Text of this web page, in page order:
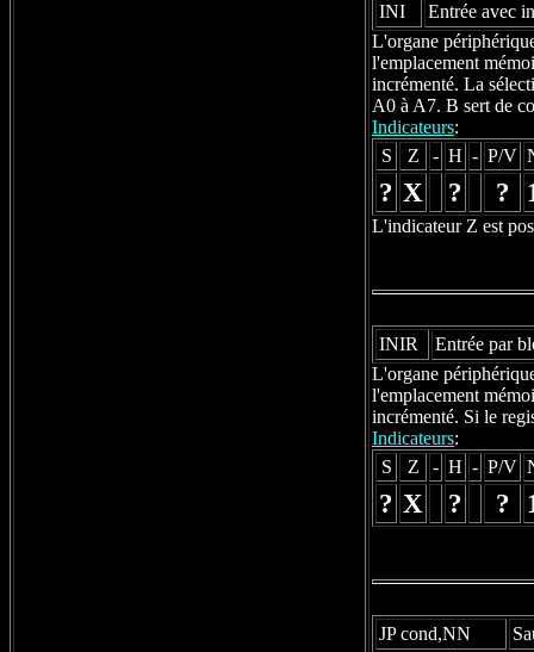
INI
Entrée avec
L'organe
l'emplacement
incrémenté. La
A0 à A7. B sert de
Indicateurs:
S
Z - H - P/V
? X ? ?
L'indicateur Z est
INIR
Entrée par
L'organe
l'emplacement
incrémenté. Si le
Indicateurs:
S
Z - H - P/V
? X ? ?
JP cond,NN